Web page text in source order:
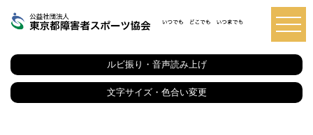
都
障
害
者
ス
ルビ振り・音声読み上げ
文字サイズ・色合い変更